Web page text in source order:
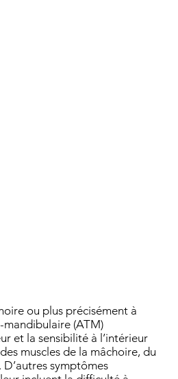
ou plus précisément à
mandibulaire (ATM)
et la sensibilité à l’intérieur
muscles de la mâchoire, du
symptômes